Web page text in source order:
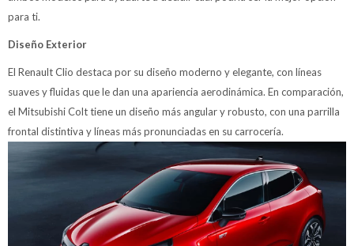
para ti.
Diseño Exterior
El Renault Clio destaca por su diseño moderno y elegante, con líneas
suaves y fluidas que le dan una apariencia aerodinámica. En comparación,
el Mitsubishi Colt tiene un diseño más angular y robusto, con una parrilla
frontal distintiva y líneas más pronunciadas en su carrocería.